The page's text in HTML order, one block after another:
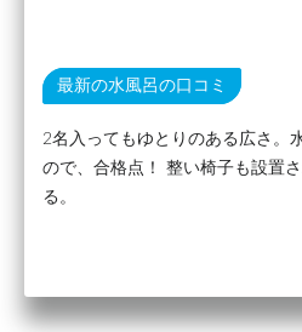
最新の水風呂の口コミ
2名入ってもゆとりのある広さ。
ので、合格点！ 整い椅子も設置
る。